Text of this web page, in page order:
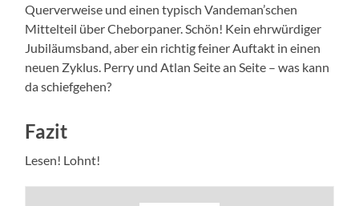
Querverweise und einen typisch Vandeman’schen
Mittelteil über Cheborpaner. Schön! Kein ehrwürdiger
Jubiläumsband, aber ein richtig feiner Auftakt in einen
neuen Zyklus. Perry und Atlan Seite an Seite – was kann
da schiefgehen?
Fazit
Lesen! Lohnt!